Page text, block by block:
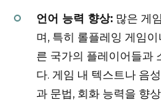
언어 능력 향상: 많은 게
며, 특히 롤플레잉 게임
른 국가의 플레이어들과
다. 게임 내 텍스트나 음
과 문법, 회화 능력을 향